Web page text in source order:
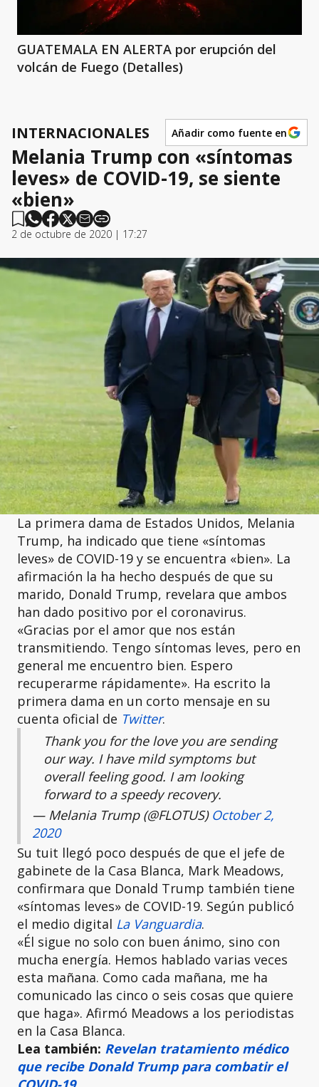
GUATEMALA EN ALERTA por erupción del
volcán de Fuego (Detalles)
INTERNACIONALES Añadir como fuente en
Melania Trump con «síntomas
leves» de COVID-19, se siente
«bien»
2 de octubre de 2020 | 17:27
La primera dama de Estados Unidos, Melania
Trump, ha indicado que tiene «síntomas
leves» de COVID-19 y se encuentra «bien». La
afirmación la ha hecho después de que su
marido, Donald Trump, revelara que ambos
han dado positivo por el coronavirus.
«Gracias por el amor que nos están
transmitiendo. Tengo síntomas leves, pero en
general me encuentro bien. Espero
recuperarme rápidamente». Ha escrito la
primera dama en un corto mensaje en su
cuenta oficial de Twitter.
Thank you for the love you are sending
our way. I have mild symptoms but
overall feeling good. I am looking
forward to a speedy recovery.
— Melania Trump (@FLOTUS) October 2,
2020
Su tuit llegó poco después de que el jefe de
gabinete de la Casa Blanca, Mark Meadows,
confirmara que Donald Trump también tiene
«síntomas leves» de COVID-19. Según publicó
el medio digital La Vanguardia.
«Él sigue no solo con buen ánimo, sino con
mucha energía. Hemos hablado varias veces
esta mañana. Como cada mañana, me ha
comunicado las cinco o seis cosas que quiere
que haga». Afirmó Meadows a los periodistas
en la Casa Blanca.
Lea también: Revelan tratamiento médico
que recibe Donald Trump para combatir el